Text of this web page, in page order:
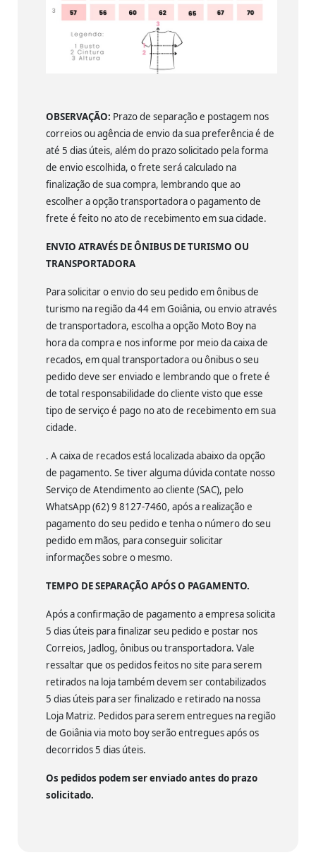
OBSERVAÇÃO: Prazo de separação e postagem nos
correios ou agência de envio da sua preferência é de
até 5 dias úteis, além do prazo solicitado pela forma
de envio escolhida, o frete será calculado na
finalização de sua compra, lembrando que ao
escolher a opção transportadora o pagamento de
frete é feito no ato de recebimento em sua cidade.
ENVIO ATRAVÉS DE ÔNIBUS DE TURISMO OU
TRANSPORTADORA
Para solicitar o envio do seu pedido em ônibus de
turismo na região da 44 em Goiânia, ou envio através
de transportadora, escolha a opção Moto Boy na
hora da compra e nos informe por meio da caixa de
recados, em qual transportadora ou ônibus o seu
pedido deve ser enviado e lembrando que o frete é
de total responsabilidade do cliente visto que esse
tipo de serviço é pago no ato de recebimento em sua
cidade.
. A caixa de recados está localizada abaixo da opção
de pagamento. Se tiver alguma dúvida contate nosso
Serviço de Atendimento ao cliente (SAC), pelo
WhatsApp (62) 9 8127-7460, após a realização e
pagamento do seu pedido e tenha o número do seu
pedido em mãos, para conseguir solicitar
informações sobre o mesmo.
TEMPO DE SEPARAÇÃO APÓS O PAGAMENTO.
Após a confirmação de pagamento a empresa solicita
5 dias úteis para finalizar seu pedido e postar nos
Correios, Jadlog, ônibus ou transportadora. Vale
ressaltar que os pedidos feitos no site para serem
retirados na loja também devem ser contabilizados
5 dias úteis para ser finalizado e retirado na nossa
Loja Matriz. Pedidos para serem entregues na região
de Goiânia via moto boy serão entregues após os
decorridos 5 dias úteis.
Os pedidos podem ser enviado antes do prazo
solicitado.